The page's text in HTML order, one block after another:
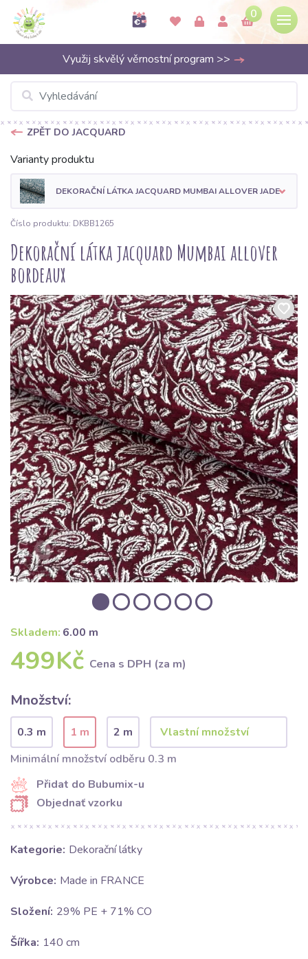
0
Využij skvělý věrnostní program >>
ZPĚT DO JACQUARD
Varianty produktu
DEKORAČNÍ LÁTKA JACQUARD MUMBAI ALLOVER JADE
Číslo produktu: DKBB1265
Dekorační látka jacquard Mumbai allover
bordeaux
Skladem: 6.00 m
499Kč Cena s DPH (za m)
Množství:
0.3 m 1 m
2 m
Minimální množství odběru 0.3 m
Přidat do Bubumix-u
Objednať vzorku
Kategorie: Dekorační látky
Výrobce: Made in FRANCE
Složení: 29% PE + 71% CO
Šířka: 140 cm